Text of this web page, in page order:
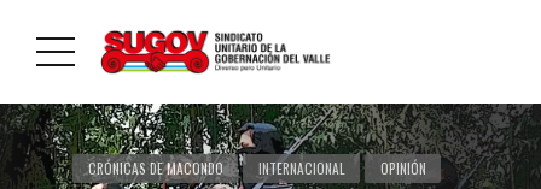
CRÓNICAS DE MACONDO INTERNACIONAL OPINIÓN